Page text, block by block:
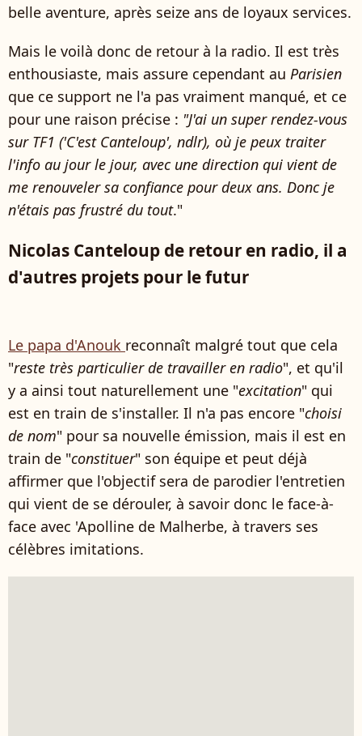
belle aventure, après seize ans de loyaux services.
Mais le voilà donc de retour à la radio. Il est très
enthousiaste, mais assure cependant au Parisien
que ce support ne l'a pas vraiment manqué, et ce
pour une raison précise : "J'ai un super rendez-vous
sur TF1 ('C'est Canteloup', ndlr), où je peux traiter
l'info au jour le jour, avec une direction qui vient de
me renouveler sa confiance pour deux ans. Donc je
n'étais pas frustré du tout."
Nicolas Canteloup de retour en radio, il a
d'autres projets pour le futur
Le papa d'Anouk reconnaît malgré tout que cela
"reste très particulier de travailler en radio", et qu'il
y a ainsi tout naturellement une "excitation" qui
est en train de s'installer. Il n'a pas encore "choisi
de nom" pour sa nouvelle émission, mais il est en
train de "constituer" son équipe et peut déjà
affirmer que l'objectif sera de parodier l'entretien
qui vient de se dérouler, à savoir donc le face-à-
face avec 'Apolline de Malherbe, à travers ses
célèbres imitations.